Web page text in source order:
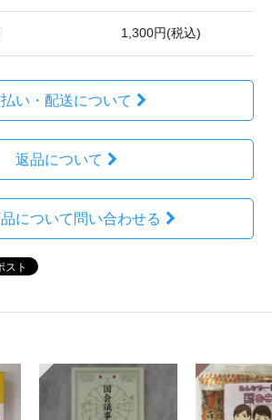
1,300円(税込)
い・配送について
返品について
について問い合わせる